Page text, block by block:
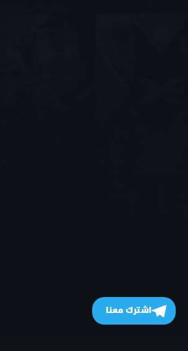
اشترك معنا